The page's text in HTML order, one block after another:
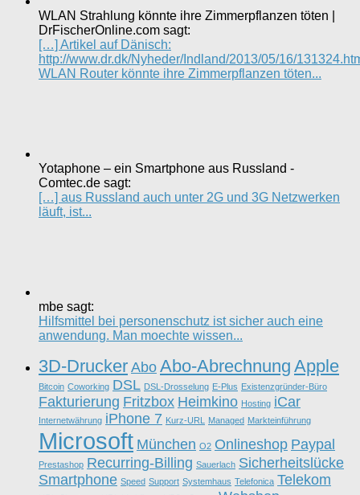
WLAN Strahlung könnte ihre Zimmerpflanzen töten |
DrFischerOnline.com sagt:
[…] Artikel auf Dänisch:
http://www.dr.dk/Nyheder/Indland/2013/05/16/
WLAN Router könnte ihre Zimmerpflanzen töten...
Yotaphone – ein Smartphone aus Russland -
Comtec.de sagt:
[…] aus Russland auch unter 2G und 3G Netzwerken
läuft, ist...
mbe sagt:
Hilfsmittel bei personenschutz ist sicher auch eine
anwendung. Man moechte wissen...
3D-Drucker Abo Abo-Abrechnung Apple
Bitcoin Coworking DSL DSL-Drosselung E-Plus Existenzgründer-Büro
Fakturierung Fritzbox Heimkino Hosting iCar
Internetwährung iPhone 7 Kurz-URL Managed Markteinführung
Microsoft München O2 Onlineshop Paypal
Prestashop Recurring-Billing Sauerlach Sicherheitslücke
Smartphone Speed Support Systemhaus Telefonica Telekom